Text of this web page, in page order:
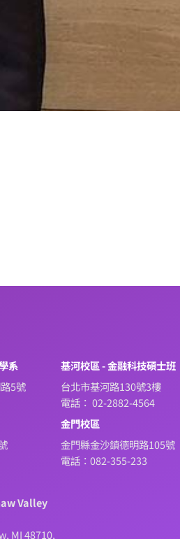
系
5號
基河校區 - 金融科技碩士班
台北市基河路130號3樓
電話： 02-2882-4564
金門校區
金門縣金沙鎮德明路105號
電話：082-355-233
Valley
MI 48710,